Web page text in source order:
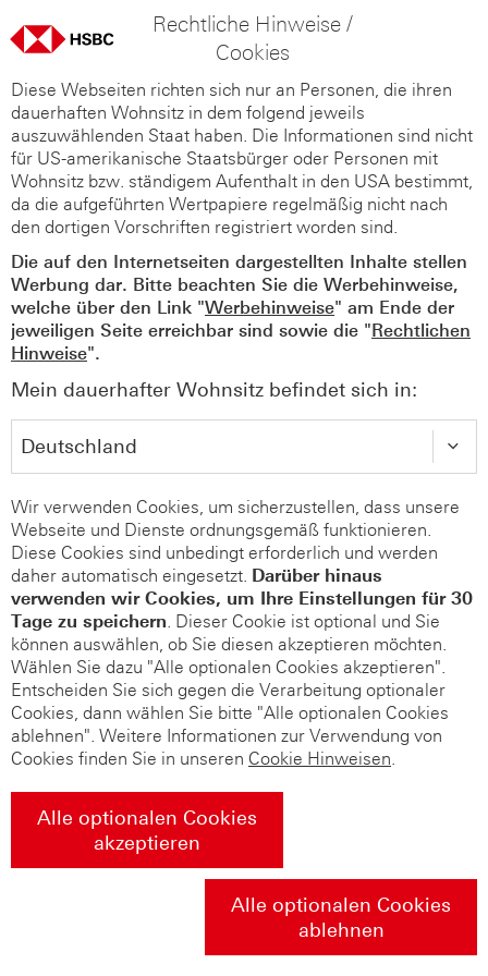
Rechtliche Hinweise /
Cookies
Diese Webseiten richten sich nur an Personen, die ihren
dauerhaften Wohnsitz in dem folgend jeweils
auszuwählenden Staat haben. Die Informationen sind nicht
für US-amerikanische Staatsbürger oder Personen mit
Wohnsitz bzw. ständigem Aufenthalt in den USA bestimmt,
da die aufgeführten Wertpapiere regelmäßig nicht nach
den dortigen Vorschriften registriert worden sind.
Die auf den Internetseiten dargestellten Inhalte stellen
Werbung dar. Bitte beachten Sie die Werbehinweise,
welche über den Link "Werbehinweise" am Ende der
jeweiligen Seite erreichbar sind sowie die "Rechtlichen
Hinweise".
Mein dauerhafter Wohnsitz befindet sich in:
Wir verwenden Cookies, um sicherzustellen, dass unsere
Webseite und Dienste ordnungsgemäß funktionieren.
Diese Cookies sind unbedingt erforderlich und werden
daher automatisch eingesetzt. Darüber hinaus
verwenden wir Cookies, um Ihre Einstellungen für 30
Tage zu speichern. Dieser Cookie ist optional und Sie
können auswählen, ob Sie diesen akzeptieren möchten.
Wählen Sie dazu "Alle optionalen Cookies akzeptieren".
Entscheiden Sie sich gegen die Verarbeitung optionaler
Cookies, dann wählen Sie bitte "Alle optionalen Cookies
ablehnen". Weitere Informationen zur Verwendung von
Cookies finden Sie in unseren Cookie Hinweisen.
Alle optionalen Cookies
akzeptieren
Alle optionalen Cookies
ablehnen